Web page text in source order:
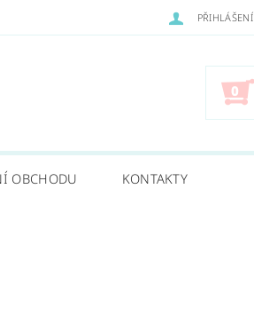
PŘIHLÁŠENÍ
0
OBCHODU KONTAKTY